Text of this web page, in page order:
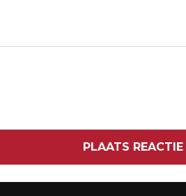
HUIS AF
PLAATS REACTIE